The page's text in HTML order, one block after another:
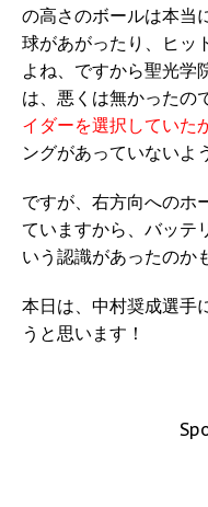
の高さのボールは本当
球があがったり、ヒッ
よね、ですから聖光学
は、悪くは無かったの
イダーを選択していた
ングがあっていないよ
ですが、右方向へのホ
ていますから、バッテ
いう認識があったのか
本日は、中村奨成選手
うと思います！